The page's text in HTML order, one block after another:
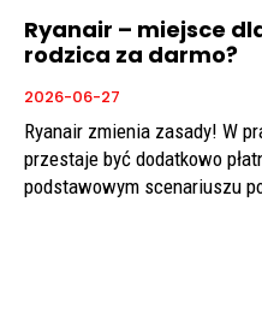
Ryanair – miejsce
rodzica za darmo?
2026-06-27
Ryanair zmienia zasady! W
przestaje być dodatkowo
podstawowym scenariuszu